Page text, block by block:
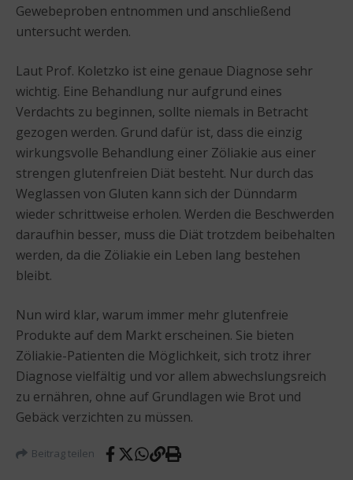
Gewebeproben entnommen und anschließend
untersucht werden.
Laut Prof. Koletzko ist eine genaue Diagnose sehr
wichtig. Eine Behandlung nur aufgrund eines
Verdachts zu beginnen, sollte niemals in Betracht
gezogen werden. Grund dafür ist, dass die einzig
wirkungsvolle Behandlung einer Zöliakie aus einer
strengen glutenfreien Diät besteht. Nur durch das
Weglassen von Gluten kann sich der Dünndarm
wieder schrittweise erholen. Werden die Beschwerden
daraufhin besser, muss die Diät trotzdem beibehalten
werden, da die Zöliakie ein Leben lang bestehen
bleibt.
Nun wird klar, warum immer mehr glutenfreie
Produkte auf dem Markt erscheinen. Sie bieten
Zöliakie-Patienten die Möglichkeit, sich trotz ihrer
Diagnose vielfältig und vor allem abwechslungsreich
zu ernähren, ohne auf Grundlagen wie Brot und
Gebäck verzichten zu müssen.
Beitrag teilen